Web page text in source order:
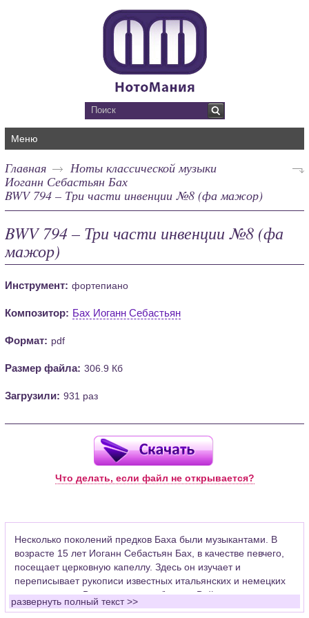
Меню
Главная
Ноты классической музыки
Иоганн Себастьян Бах
BWV 794 – Три части инвенции №8 (фа мажор)
BWV 794 – Три части инвенции №8 (фа
мажор)
Инструмент: фортепиано
Композитор: Бах Иоганн Себастьян
Формат: pdf
Размер файла: 306.9 Кб
Загрузили: 931 раз
Что делать, если файл не открывается?
Несколько поколений предков Баха были музыкантами. В
возрасте 15 лет Иоганн Себастьян Бах, в качестве певчего,
посещает церковную капеллу. Здесь он изучает и
переписывает рукописи известных итальянских и немецких
композиторов. Впоследствии работал в Веймаре скрипачом
придворного оркестра, церковным органистом в Арнштаде,
развернуть полный текст >>